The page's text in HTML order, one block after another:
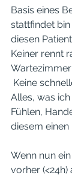
Basis eines
stattfindet
diesen
Keiner rennt
Keine
Alles, was
Fühlen,
diesem einen
Wenn nun
vorher